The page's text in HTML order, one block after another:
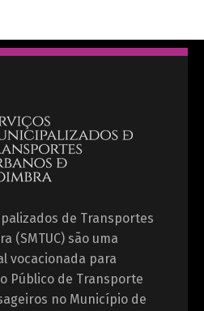
de Transportes
(SMTUC) são uma
vocacionada para
Público de Transporte
no Município de